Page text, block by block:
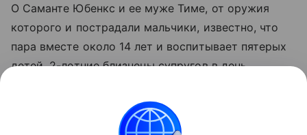
О Саманте Юбенкс и ее муже Тиме, от оружия
которого и пострадали мальчики, известно, что
пара вместе около 14 лет и воспитывает пятерых
детей. 2-летние близнецы супругов в день
Подросток открыл стрельбу в